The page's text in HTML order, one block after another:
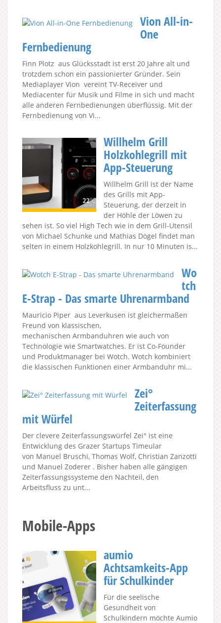
Vion All-in-
One
Fernbedienung
Finn Plotz aus Glücksstadt ist erst 20 Jahre alt und
trotzdem schon ein passionierter Gründer. Sein
Mediaplayer Vion vereint TV-Receiver und
Mediacenter für Musik und Filme in sich und macht
alle anderen Fernbedienungen überflüssig. Mit der
Fernbedienung von Vi...
Willhelm Grill
Holzkohlegrill mit
App-Steuerung
Willhelm Grill ist der Name
des Grills mit App-
Steuerung, der derzeit in
der Höhle der Löwen zu
sehen ist. So viel High Tech wie in dem Grill-Utensil
von Michael Schunke und Mathias Dögel findet man
selten in einem Holzkohlegrill. In nur 10 Minuten is...
Wo
tch
E-Strap - Das smarte Uhrenarmband
Mauricio Piper aus Leverkusen ist gleichermaßen
Freund von klassischen,
mechanischen Armbanduhren wie auch von
Technologie wie Smartwatches. Er ist Co-Founder
und Produktmanager bei Wotch. Wotch kombiniert
die klassischen Funktionen einer Armbanduhr mi...
Zei°
Zeiterfassung
mit Würfel
Der clevere Zeiterfassungswürfel Zei° ist eine
Entwicklung des Grazer Startups Timeular
von Manuel Bruschi, Thomas Wolf, Christian Zanzotti
und Manuel Zoderer . Bisher haben alle gängigen
Zeiterfassungssysteme den Nachteil, den
Arbeitsfluss zu unt...
Mobile-Apps
aumio
Achtsamkeits-App
für Schulkinder
Für die seelische
Gesundheit von
Schulkindern möchte Aumio